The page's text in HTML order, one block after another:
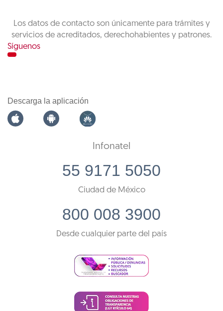
Los datos de contacto son únicamente para trámites y
servicios de acreditados, derechohabientes y patrones.
Síguenos
Descarga la aplicación
Infonatel
55 9171 5050
Ciudad de México
800 008 3900
Desde cualquier parte del país